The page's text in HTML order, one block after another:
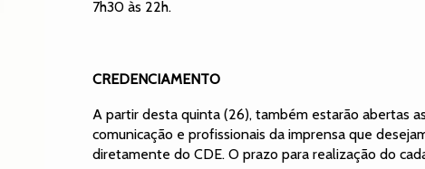
7h30 às 22h.
CREDENCIAMENTO
A partir desta quinta (26), também estarão abertas
comunicação e profissionais da imprensa que
diretamente do CDE. O prazo para realização do